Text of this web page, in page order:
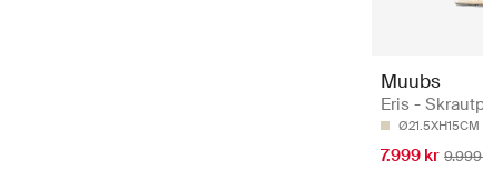
Muubs
Eris -
Ø21.5XH15CM
7.999 kr